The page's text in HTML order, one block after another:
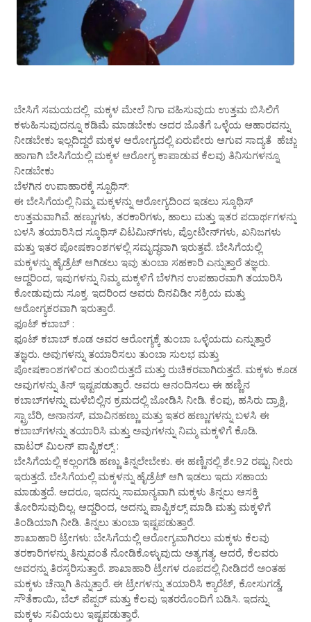
ಬೇಸಿಗೆ ಸಮಯದಲ್ಲಿ ಮಕ್ಕಳ ಮೇಲೆ ನಿಗಾ ವಹಿಸುವುದು ಉತ್ತಮ ಬಿಸಿಲಿಗೆ
ಕಳುಹಿಸುವುದನ್ನೂ ಕಡಿಮೆ ಮಾಡಬೇಕು ಅದರ ಜೊತೆಗೆ ಒಳ್ಳೆಯ ಆಹಾರವನ್ನು
ನೀಡಬೇಕು ಇಲ್ಲದಿದ್ದರೆ ಮಕ್ಕಳ ಆರೋಗ್ಯದಲ್ಲಿ ಏರುಪೇರು ಆಗುವ ಸಾದ್ಯತೆ ಹೆಚ್ಚು
ಹಾಗಾಗಿ ಬೇಸಿಗೆಯಲ್ಲಿ ಮಕ್ಕಳ ಆರೋಗ್ಯ ಕಾಪಾಡುವ ಕೆಲವು ತಿನಿಸುಗಳನ್ನೂ
ನೀಡಬೇಕು
ಬೆಳಗಿನ ಉಪಾಹಾರಕ್ಕೆ ಸ್ಪೂಥಿಸ್:
ಈ ಬೇಸಿಗೆಯಲ್ಲಿ ನಿಮ್ಮ ಮಕ್ಕಳನ್ನು ಆರೋಗ್ಯದಿಂದ ಇಡಲು ಸ್ಕೂಥಿಸ್
ಉತ್ತಮವಾಗಿವೆ. ಹಣ್ಣುಗಳು, ತರಕಾರಿಗಳು, ಹಾಲು ಮತ್ತು ಇತರ ಪದಾರ್ಥಗಳನ್ನು
ಬಳಸಿ ತಯಾರಿಸಿದ ಸ್ಕೂಥಿಸ್ ವಿಟಮಿನ್‌ಗಳು, ಪ್ರೋಟೀನ್‌ಗಳು, ಖನಿಜಗಳು
ಮತ್ತು ಇತರ ಪೋಷಕಾಂಶಗಳಲ್ಲಿ ಸಮೃದ್ಧವಾಗಿ ಇರುತ್ತವೆ. ಬೇಸಿಗೆಯಲ್ಲಿ
ಮಕ್ಕಳನ್ನು ಹೈಡ್ರೆಟ್ ಆಗಿಡಲು ಇವು ತುಂಬಾ ಸಹಕಾರಿ ಎನ್ನುತ್ತಾರೆ ತಜ್ಞರು.
ಆದ್ದರಿಂದ, ಇವುಗಳನ್ನು ನಿಮ್ಮ ಮಕ್ಕಳಿಗೆ ಬೆಳಗಿನ ಉಪಹಾರವಾಗಿ ತಯಾರಿಸಿ
ಕೋಡುವುದು ಸೂಕ್ತ. ಇದರಿಂದ ಅವರು ದಿನವಿಡೀ ಸಕ್ರಿಯ ಮತ್ತು
ಆರೋಗ್ಯಕರವಾಗಿ ಇರುತ್ತಾರೆ.
ಫೂಟ್ ಕಬಾಬ್ :
ಫೂಟ್ ಕಬಾಬ್ ಕೂಡ ಅವರ ಆರೋಗ್ಯಕ್ಕೆ ತುಂಬಾ ಒಳ್ಳೆಯದು ಎನ್ನುತ್ತಾರೆ
ತಜ್ಞರು. ಅವುಗಳನ್ನು ತಯಾರಿಸಲು ತುಂಬಾ ಸುಲಭ ಮತ್ತು
ಪೋಷಕಾಂಶಗಳಿಂದ ತುಂಬಿರುತ್ತದೆ ಮತ್ತು ರುಚಿಕರವಾಗಿರುತ್ತದೆ. ಮಕ್ಕಳು ಕೂಡ
ಅವುಗಳನ್ನು ತಿನ್ ಇಷ್ಟಪಡುತ್ತಾರೆ. ಅವರು ಆನಂದಿಸಲು ಈ ಹಣ್ಣಿನ
ಕಬಾಬ್‌ಗಳನ್ನು ಮಳೆಬಿಲ್ಲಿನ ಕ್ರಮದಲ್ಲಿ ಜೋಡಿಸಿ ನೀಡಿ. ಕೆಂಪು, ಹಸಿರು ದ್ರಾಕ್ಷಿ,
ಸ್ಟ್ರಾಬೆರಿ, ಅನಾನಸ್, ಮಾವಿನಹಣ್ಣು ಮತ್ತು ಇತರ ಹಣ್ಣುಗಳನ್ನು ಬಳಸಿ ಈ
ಕಬಾಬ್‌ಗಳನ್ನು ತಯಾರಿಸಿ ಮತ್ತು ಅವುಗಳನ್ನು ನಿಮ್ಮ ಮಕ್ಕಳಿಗೆ ಕೊಡಿ.
ವಾಟ‌ರ್ ಮಿಲನ್ ಪಾಪ್ಟಿಕಲ್ಸ್ :
ಬೇಸಿಗೆಯಲ್ಲಿ ಕಲ್ಲಂಗಡಿ ಹಣ್ಣು ತಿನ್ನಲೇಬೇಕು. ಈ ಹಣ್ಣಿನಲ್ಲಿ ಶೇ.92 ರಷ್ಟು ನೀರು
ಇರುತ್ತದೆ. ಬೇಸಿಗೆಯಲ್ಲಿ ಮಕ್ಕಳನ್ನು ಹೈಡ್ರೆಟ್ ಆಗಿ ಇಡಲು ಇದು ಸಹಾಯ
ಮಾಡುತ್ತದೆ. ಆದರೂ, ಇದನ್ನು ಸಾಮಾನ್ಯವಾಗಿ ಮಕ್ಕಳು ತಿನ್ನಲು ಆಸಕ್ತಿ
ತೋರಿಸುವುದಿಲ್ಲ. ಆದ್ದರಿಂದ, ಅದನ್ನು ಪಾಪ್ಟಿಕಲ್ಸ್ ಮಾಡಿ ಮತ್ತು ಮಕ್ಕಳಿಗೆ
ತಿಂಡಿಯಾಗಿ ನೀಡಿ. ತಿನ್ನಲು ತುಂಬಾ ಇಷ್ಟಪಡುತ್ತಾರೆ.
ಶಾಖಾಹಾರಿ ಟ್ರೇಗಳು: ಬೇಸಿಗೆಯಲ್ಲಿ ಆರೋಗ್ಯವಾಗಿರಲು ಮಕ್ಕಳು ಕೆಲವು
ತರಕಾರಿಗಳನ್ನು ತಿನ್ನುವಂತೆ ನೋಡಿಕೊಳ್ಳುವುದು ಅತ್ಯಗತ್ಯ. ಆದರೆ, ಕೆಲವರು
ಅವರನ್ನು ತಿರಸ್ಕರಿಸುತ್ತಾರೆ. ಶಾಖಾಹಾರಿ ಟ್ರೇಗಳ ರೂಪದಲ್ಲಿ ನೀಡಿದರೆ ಅಂತಹ
ಮಕ್ಕಳು ಚೆನ್ನಾಗಿ ತಿನ್ನುತ್ತಾರೆ. ಈ ಟ್ರೇಗಳನ್ನು ತಯಾರಿಸಿ ಕ್ಯಾರೆಟ್, ಕೋಸುಗಡ್ಡೆ,
ಸೌತೆಕಾಯಿ, ಬೆಲ್ ಪೆಪ್ಪರ್ ಮತ್ತು ಕೆಲವು ಇತರರೊಂದಿಗೆ ಬಡಿಸಿ. ಇದನ್ನು
ಮಕ್ಕಳು ಸವಿಯಲು ಇಷ್ಟಪಡುತ್ತಾರೆ.